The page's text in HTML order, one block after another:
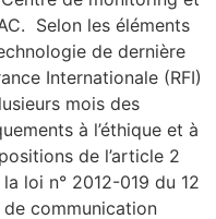
Selon les éléments
de dernière
Internationale (RFI)
mois des
à l’éthique et à
de l’article 2
loi n° 2012-019 du 12
communication